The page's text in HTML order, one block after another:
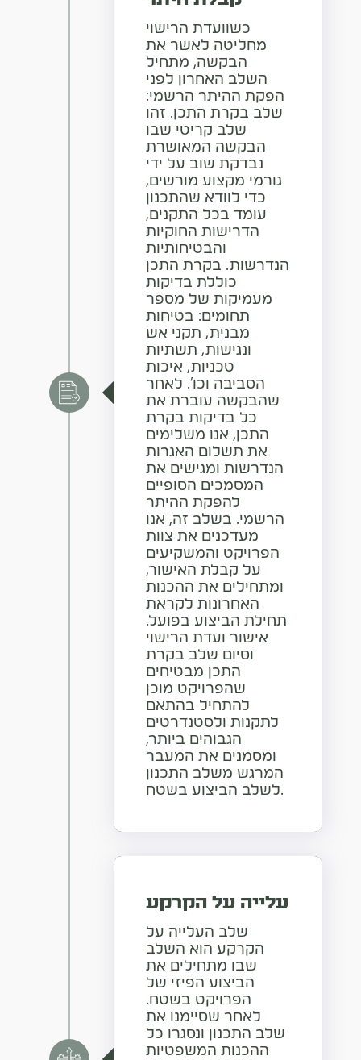
כשוועדת הרישוי
מחליטה לאשר את
הבקשה, מתחיל
השלב האחרון לפני
הפקת ההיתר הרשמי:
שלב בקרת התכן. זהו
שלב קריטי שבו
הבקשה המאושרת
נבדקת שוב על ידי
גורמי מקצוע מורשים,
כדי לוודא שהתכנון
עומד בכל התקנים,
הדרישות החוקיות
והבטיחותיות
הנדרשות. בקרת התכן
כוללת בדיקות
מעמיקות של מספר
תחומים: בטיחות
מבנית, תקני אש
ונגישות, תשתיות
טכניות, איכות
הסביבה וכו'. לאחר
שהבקשה עוברת את
כל בדיקות בקרת
התכן, אנו משלימים
את תשלום האגרות
הנדרשות ומגישים את
המסמכים הסופיים
להפקת ההיתר
הרשמי. בשלב זה, אנו
מעדכנים את צוות
הפרויקט והמשקיעים
על קבלת האישור,
ומתחילים את ההכנות
האחרונות לקראת
תחילת הביצוע בפועל.
אישור ועדת הרישוי
וסיום שלב בקרת
התכן מבטיחים
שהפרויקט מוכן
להתחיל בהתאם
לתקנות ולסטנדרטים
הגבוהים ביותר,
ומסמנים את המעבר
המרגש משלב התכנון
לשלב הביצוע בשטח.
עלייה על הקרקע
שלב העלייה על
הקרקע הוא השלב
שבו מתחילים את
הביצוע הפיזי של
הפרויקט בשטח.
לאחר שסיימנו את
שלב התכנון ונסגרו כל
ההכנות המשפטיות